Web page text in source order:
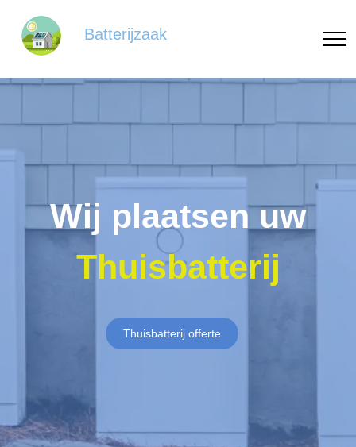
Batterijzaak
Wij plaatsen uw
Thuisbatterij
Thuisbatterij offerte